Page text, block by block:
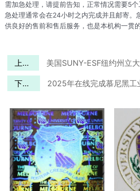
需加急处理，请提前告知，正常情况需要5
急处理通常会在24小时之内完成并且邮寄。
供良好的售前和售后服务，也是本机构一贯的
上一篇
下一篇